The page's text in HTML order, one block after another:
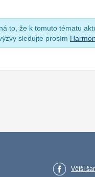
to, že k tomuto tématu
sledujte prosím
Větší